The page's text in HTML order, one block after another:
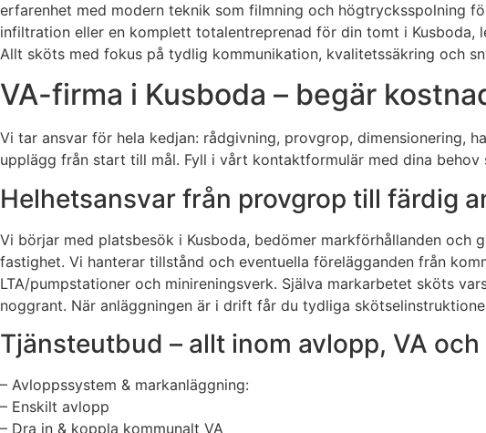
erfarenhet med modern teknik som filmning och högtrycksspolning
infiltration eller en komplett totalentreprenad för din tomt i Kusboda,
Allt sköts med fokus på tydlig kommunikation, kvalitetssäkring och
VA-firma i Kusboda – begär
Vi tar ansvar för hela kedjan: rådgivning, provgrop, dimensionering,
upplägg från start till mål. Fyll i vårt kontaktformulär med dina
Helhetsansvar från provgrop till färdig
Vi börjar med platsbesök i Kusboda, bedömer markförhållanden
fastighet. Vi hanterar tillstånd och eventuella förelägganden från
LTA/pumpstationer och minireningsverk. Själva markarbetet sköts
noggrant. När anläggningen är i drift får du tydliga
Tjänsteutbud – allt inom avlopp, VA
– Avloppssystem & markanläggning:
– Enskilt avlopp
– Dra in & koppla kommunalt VA